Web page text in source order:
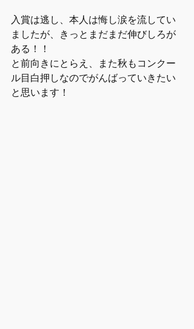
入賞は逃し、本人は悔し涙を流してい
ましたが、きっとまだまだ伸びしろが
ある！！
と前向きにとらえ、また秋もコンクー
ル目白押しなのでがんばっていきたい
と思います！